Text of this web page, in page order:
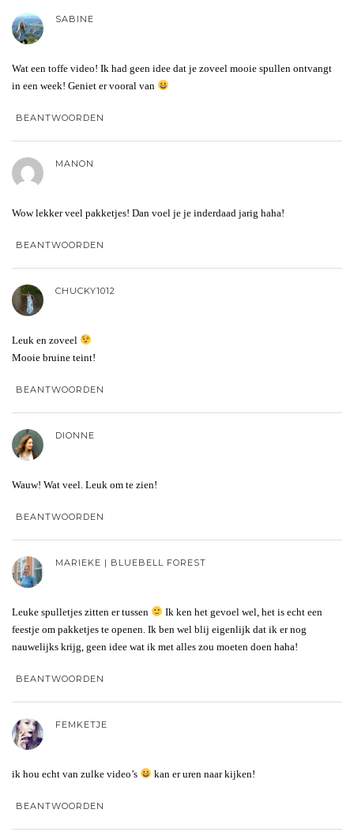
SABINE
Wat een toffe video! Ik had geen idee dat je zoveel mooie spullen ontvangt
in een week! Geniet er vooral van
BEANTWOORDEN
MANON
Wow lekker veel pakketjes! Dan voel je je inderdaad jarig haha!
BEANTWOORDEN
CHUCKY1012
Leuk en zoveel
Mooie bruine teint!
BEANTWOORDEN
DIONNE
Wauw! Wat veel. Leuk om te zien!
BEANTWOORDEN
MARIEKE | BLUEBELL FOREST
Leuke spulletjes zitten er tussen
Ik ken het gevoel wel, het is echt een
feestje om pakketjes te openen. Ik ben wel blij eigenlijk dat ik er nog
nauwelijks krijg, geen idee wat ik met alles zou moeten doen haha!
BEANTWOORDEN
FEMKETJE
ik hou echt van zulke video’s kan er uren naar kijken!
BEANTWOORDEN